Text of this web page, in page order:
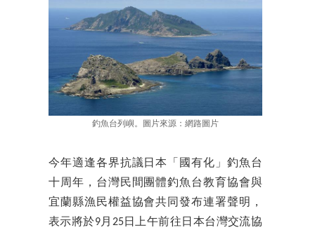
釣魚台列嶼。圖片來源：網路圖片
今年適逢各界抗議日本「國有化」釣魚台
十周年，台灣民間團體釣魚台教育協會與
宜蘭縣漁民權益協會共同發布連署聲明，
表示將於9月25日上午前往日本台灣交流協